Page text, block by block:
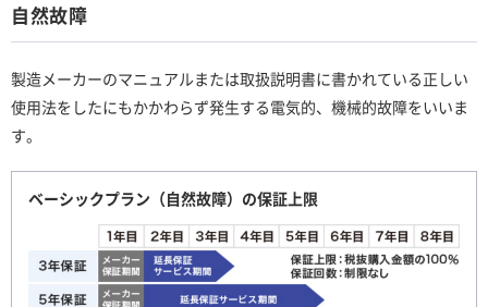
自然故障
製造メーカーのマニュアルまたは取扱説明書に書かれている正しい
使用法をしたにもかかわらず発生する電気的、機械的故障をいいま
す。
ベーシックプラン（自然故障）の保証上限